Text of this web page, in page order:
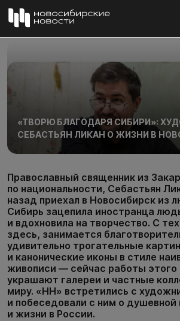
«ТВОРЮ БЛАГОДАРЯ СИБИРИ»:
СЕБАСТЬЯН ЛИКАН О ЖИЗНИ В
Православный священник из
по национальности, Себастьян
назад приехал в Новосибирск из
Сибирь зацепила иностранца
и вдохновила на творчество. С
здесь, занимается
удивительно трогательные
и канонические иконы в стиле
живописи — сейчас работы этого
украшают галереи и частные
миру. «НН» встретились с
и побеседовали с ним о душевной
и жизни в России.